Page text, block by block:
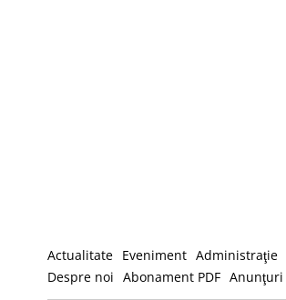
Actualitate Eveniment Administraţie
Despre noi Abonament PDF Anunţuri